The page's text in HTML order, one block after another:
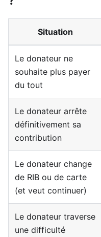
Situation
Le donateur ne
souhaite plus payer
du tout
Le donateur arrête
définitivement sa
contribution
Le donateur change
de RIB ou de carte
(et veut continuer)
Le donateur traverse
une difficulté